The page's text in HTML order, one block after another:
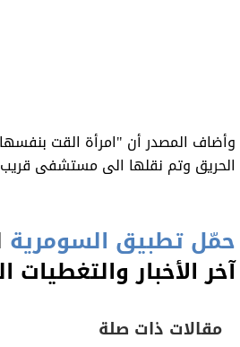
وأضاف المصدر أن "امرأة القت
الحريق وتم نقلها الى مستشفى
حمّل تطبيق السومرية
آخر الأخبار والتغطيات
مقالات ذات صلة